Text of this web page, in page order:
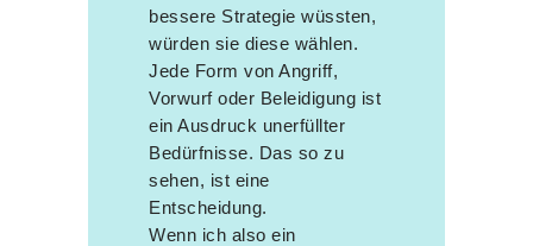
bessere Strategie wüssten,
würden sie diese wählen.
Jede Form von Angriff,
Vorwurf oder Beleidigung ist
ein Ausdruck unerfüllter
Bedürfnisse. Das so zu
sehen, ist eine
Entscheidung.
Wenn ich also ein